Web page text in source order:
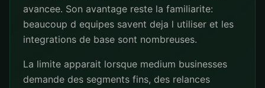
avancee. Son avantage reste la familiarite:
beaucoup d equipes savent deja l utiliser et les
integrations de base sont nombreuses.
La limite apparait lorsque medium businesses
demande des segments fins, des relances